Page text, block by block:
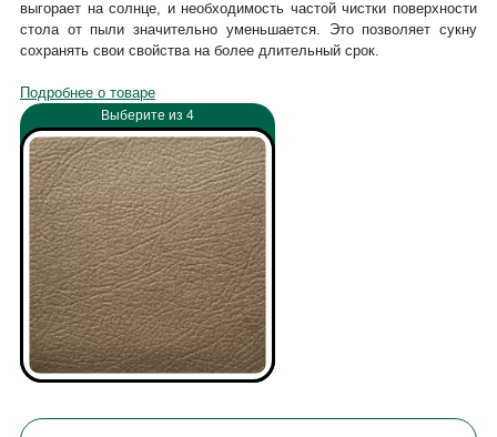
Выберите из 4
выгорает на солнце, и необходимость частой чистки поверхности
стола от пыли значительно уменьшается. Это позволяет сукну
сохранять свои свойства на более длительный срок.
Подробнее о товаре